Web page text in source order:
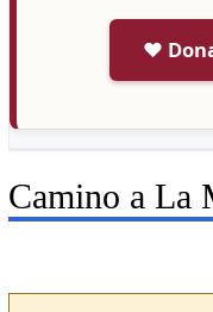
❤️
Camino a La